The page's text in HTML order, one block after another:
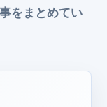
をまとめてい